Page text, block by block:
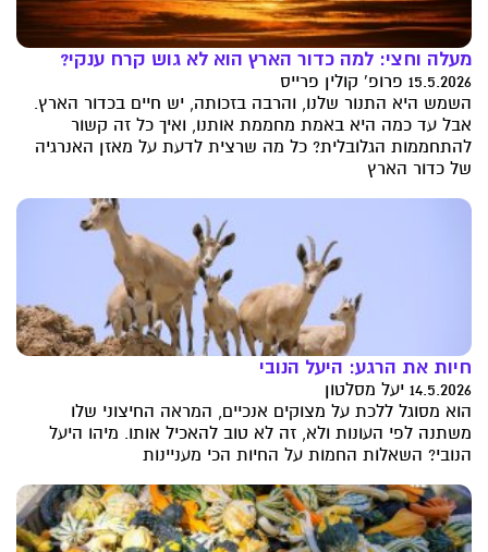
מעלה וחצי: למה כדור הארץ הוא לא גוש קרח ענקי?
15.5.2026 פרופ' קולין פרייס
השמש היא התנור שלנו, והרבה בזכותה, יש חיים בכדור הארץ.
אבל עד כמה היא באמת מחממת אותנו, ואיך כל זה קשור
להתחממות הגלובלית? כל מה שרצית לדעת על מאזן האנרגיה
של כדור הארץ
חיות את הרגע: היעל הנובי
14.5.2026 יעל מסלטון
הוא מסוגל ללכת על מצוקים אנכיים, המראה החיצוני שלו
משתנה לפי העונות ולא, זה לא טוב להאכיל אותו. מיהו היעל
הנובי? השאלות החמות על החיות הכי מעניינות